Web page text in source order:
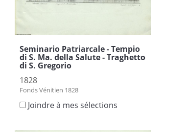
Seminario Patriarcale - Tempio
di S. Ma. della Salute - Traghetto
di S. Gregorio
1828
Fonds Vénitien 1828
Joindre à mes sélections